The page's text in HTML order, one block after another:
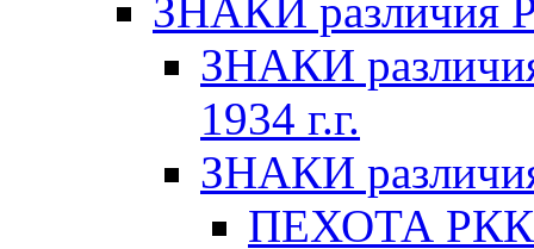
ЗНАКИ различия
ЗНАКИ
1934 г.г.
ЗНАКИ
ПЕХОТА